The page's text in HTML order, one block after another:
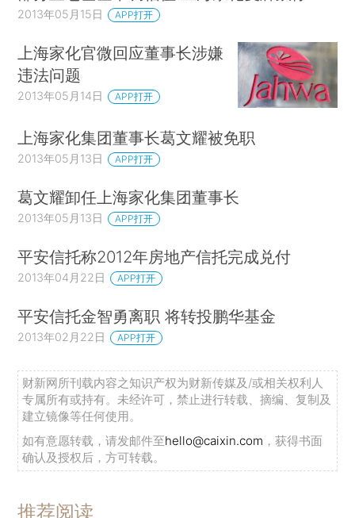
2013年05月15日 APP打开
上海家化官微回应董事长涉嫌
违法问题
2013年05月14日 APP打开
上海家化集团董事长葛文耀被免职
2013年05月13日 APP打开
葛文耀卸任上海家化集团董事长
2013年05月13日 APP打开
平安信托称2012年房地产信托完成兑付
2013年04月22日 APP打开
平安信托金智勇离职 将转投鹏华基金
2013年02月22日 APP打开
财新网所刊载内容之知识产权为财新传媒及/或相关权利人
专属所有或持有。未经许可，禁止进行转载、摘编、复制及
建立镜像等任何使用。
如有意愿转载，请发邮件至hello@caixin.com ，获得书面
确认及授权后，方可转载。
推荐阅读